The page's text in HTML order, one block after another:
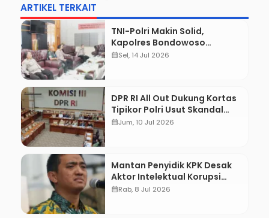
ARTIKEL TERKAIT
TNI-Polri Makin Solid,
Kapolres Bondowoso
Sambangi Kodim 0822 dan
calendar_monthSel, 14 Jul 2026
DPR RI All Out Dukung Kortas
Tipikor Polri Usut Skandal
Batu Bara
calendar_monthJum, 10 Jul 2026
Mantan Penyidik KPK Desak
Aktor Intelektual Korupsi
Suplai Batu Bara Pemicu
calendar_monthRab, 8 Jul 2026